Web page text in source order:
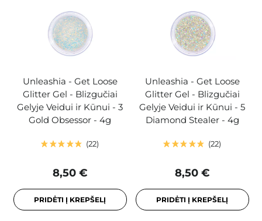
Unleashia - Get Loose
Glitter Gel - Blizgučiai
Gelyje Veidui ir Kūnui - 3
Gold Obsessor - 4g
22
8,50 €
PRIDĖTI Į KREPŠELĮ
Unleashia - Get Loose
Glitter Gel - Blizgučiai
Gelyje Veidui ir Kūnui - 5
Diamond Stealer - 4g
22
8,50 €
PRIDĖTI Į KREPŠELĮ